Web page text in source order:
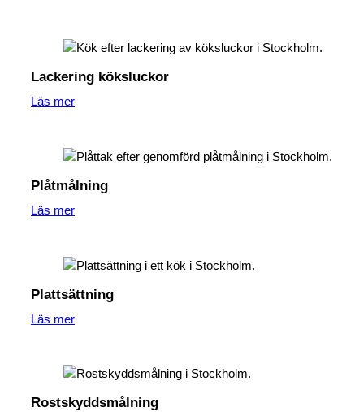
Lackering köksluckor
Läs mer
Plåtmålning
Läs mer
Plattsättning
Läs mer
Rostskyddsmålning